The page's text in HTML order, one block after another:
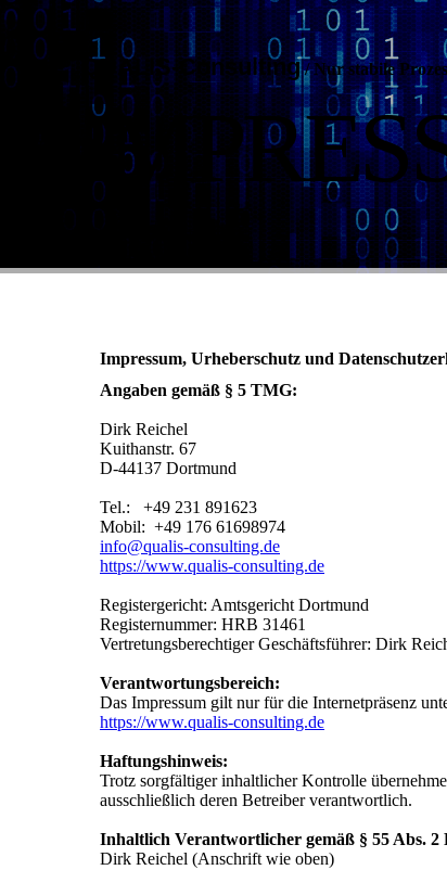
QUALIS-Consulting/Nur stabile
Impressum, Urheberschutz und
Angaben gemäß § 5 TMG:
Dirk Reichel
Kuithanstr. 67
D-44137 Dortmund
Tel.: +49 231 891623
Mobil: +49 176 61698974
info@qualis-consulting.de
https://www.qualis-consulting.de
Registergericht: Amtsgericht Dortmund
Registernummer: HRB 31461
Vertretungsberechtiger Geschäftsführer: Dirk
Verantwortungsbereich:
Das Impressum gilt nur für die Internetpräsenz
https://www.qualis-consulting.de
Haftungshinweis:
Trotz sorgfältiger inhaltlicher Kontrolle
ausschließlich deren Betreiber verantwortlich.
Inhaltlich Verantwortlicher gemäß § 55 Abs. 2
Dirk Reichel (Anschrift wie oben)